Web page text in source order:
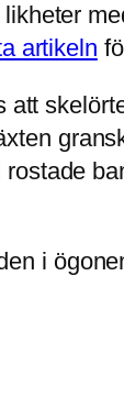
artikeln
att
i